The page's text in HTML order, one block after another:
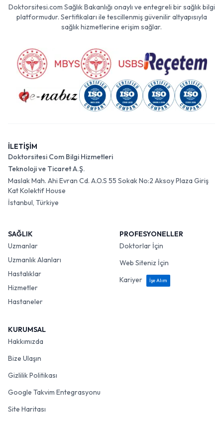
Doktorsitesi.com Sağlık Bakanlığı onaylı ve entegreli bir sağlık bilgi
platformudur. Sertifikaları ile tescillenmiş güvenilir altyapısıyla
sağlık hizmetlerine erişim sağlar.
İLETİŞİM
Doktorsitesi Com Bilgi Hizmetleri
Teknoloji ve Ticaret A.Ş.
Maslak Mah. Ahi Evran Cd. A.O.S 55 Sokak No:2 Aksoy Plaza Giriş
Kat Kolektif House
İstanbul, Türkiye
SAĞLIK
Uzmanlar
Uzmanlık Alanları
Hastalıklar
Hizmetler
Hastaneler
PROFESYONELLER
Doktorlar İçin
Web Siteniz İçin
Kariyer
İşe Alım
KURUMSAL
Hakkımızda
Bize Ulaşın
Gizlilik Politikası
Google Takvim Entegrasyonu
Site Haritası